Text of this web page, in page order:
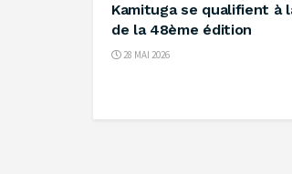
Kamituga se qualifient à
de la 48ème édition ‎
28 MAI 2026